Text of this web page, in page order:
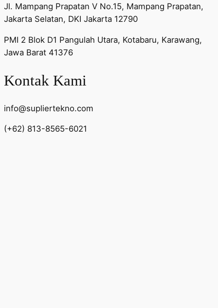
Jl. Mampang Prapatan V No.15, Mampang Prapatan,
Jakarta Selatan, DKI Jakarta 12790
PMI 2 Blok D1 Pangulah Utara, Kotabaru, Karawang,
Jawa Barat 41376
Kontak Kami
info@supliertekno.com
(+62) 813-8565-6021